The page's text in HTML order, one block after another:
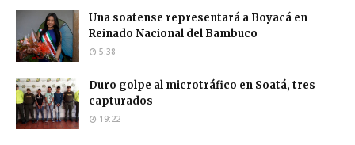
Una soatense representará a Boyacá en
Reinado Nacional del Bambuco
5:38
Duro golpe al microtráfico en Soatá, tres
capturados
19:22